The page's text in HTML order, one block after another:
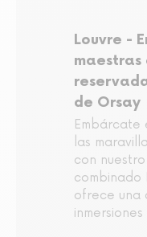
Louvre -
de Orsay
Embárcate
las
con
combinado
ofrece una